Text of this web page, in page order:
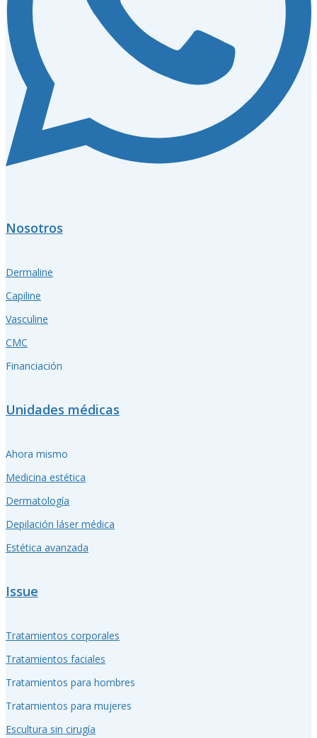
Nosotros
Dermaline
Capiline
Vasculine
CMC
Financiación
Unidades médicas
Ahora mismo
Medicina estética
Dermatología
Depilación láser médica
Estética avanzada
Issue
Tratamientos corporales
Tratamientos faciales
Tratamientos para hombres
Tratamientos para mujeres
Escultura sin cirugía